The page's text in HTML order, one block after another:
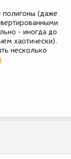
(даже
- иногда до
хаотически).
несколько